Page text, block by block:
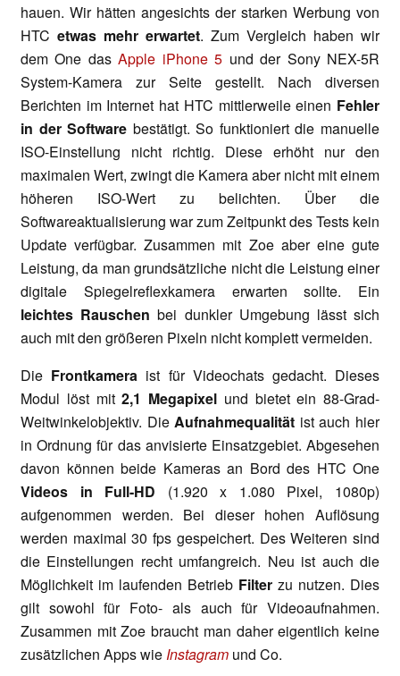
hauen. Wir hätten angesichts der starken Werbung von
HTC etwas mehr erwartet. Zum Vergleich haben wir
dem One dasApple iPhone 5 und der Sony NEX-5R
System-Kamera zur Seite gestellt. Nach diversen
Berichten im Internet hat HTC mittlerweile einen Fehler
in der Software bestätigt. So funktioniert die manuelle
ISO-Einstellung nicht richtig. Diese erhöht nur den
maximalen Wert, zwingt die Kamera aber nicht mit einem
höheren ISO-Wert zu belichten. Über die
Softwareaktualisierung war zum Zeitpunkt des Tests kein
Update verfügbar. Zusammen mit Zoe aber eine gute
Leistung, da man grundsätzliche nicht die Leistung einer
digitale Spiegelreflexkamera erwarten sollte. Ein
leichtes Rauschen bei dunkler Umgebung lässt sich
auch mit den größeren Pixeln nicht komplett vermeiden.
Die Frontkamera ist für Videochats gedacht. Dieses
Modul löst mit2,1 Megapixel und bietet ein 88-Grad-
Weitwinkelobjektiv. DieAufnahmequalität ist auch hier
in Ordnung für das anvisierte Einsatzgebiet. Abgesehen
davon können beide Kameras an Bord des HTC One
Videos in Full-HD (1.920 x 1.080 Pixel, 1080p)
aufgenommen werden. Bei dieser hohen Auflösung
werden maximal 30 fps gespeichert. Des Weiteren sind
die Einstellungen recht umfangreich. Neu ist auch die
Möglichkeit im laufenden Betrieb Filter zu nutzen. Dies
gilt sowohl für Foto- als auch für Videoaufnahmen.
Zusammen mit Zoe braucht man daher eigentlich keine
zusätzlichen Apps wieInstagram und Co.